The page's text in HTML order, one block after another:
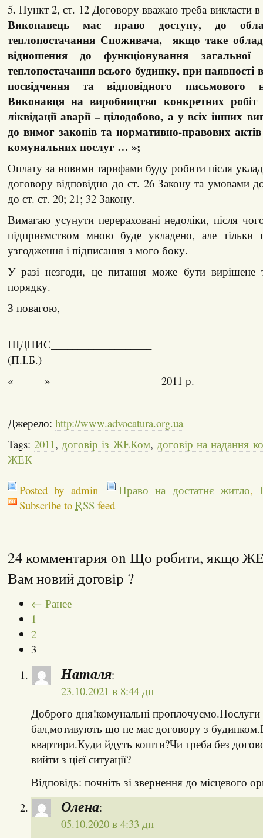
5. Пункт 2, ст. 12 Договору вважаю треба викласти в
Виконавець має право доступу, до
теплопостачання Споживача, якщо таке
відношення до функціонування
теплопостачання всього будинку, при наявності
посвідчення та відповідного письмового
Виконавця на виробництво конкретних
ліквідації аварії – цілодобово, а у всіх інших
до вимог законів та нормативно-правових
комунальних послуг … »;
Оплату за новими тарифами буду робити після
договору відповідно до ст. 26 Закону та умовами
до ст. ст. 20; 21; 32 Закону.
Вимагаю усунути перераховані недоліки, після
підприємством мною буде укладено, але тільки
узгодження і підписання з мого боку.
У разі незгоди, це питання може бути вирішене
порядку.
З повагою,
ПІДПИС___________________
(П.І.Б.)
«______» ____________________ 2011 р.
Джерело: http://www.advocatura.org.ua
Tags: 2011, договір із ЖЕКом, договір на надання
ЖЕК
Posted by admin Право на достатнє житло,
Subscribe to RSSfeed
24 комментария on Що робити, якщо
Вам новий договір ?
← Ранее
1
2
3
Наталя:
23.10.2021 в 8:44 дп
Доброго дня!комунальні проплочуємо.Послуги
бал,мотивують що не має договору з
квартири.Куди йдуть кошти?Чи треба без
вийти з цієї ситуації?
Відповідь: почніть зі звернення до місцевого
Олена:
05.10.2020 в 4:33 дп